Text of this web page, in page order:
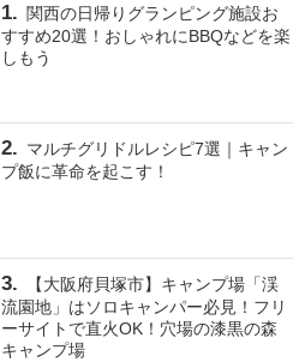
関西の日帰りグランピング施設お
すすめ20選！おしゃれにBBQなどを楽
しもう
マルチグリドルレシピ7選｜キャン
プ飯に革命を起こす！
【大阪府貝塚市】キャンプ場「渓
流園地」はソロキャンパー必見！フリ
ーサイトで直火OK！穴場の漆黒の森
キャンプ場